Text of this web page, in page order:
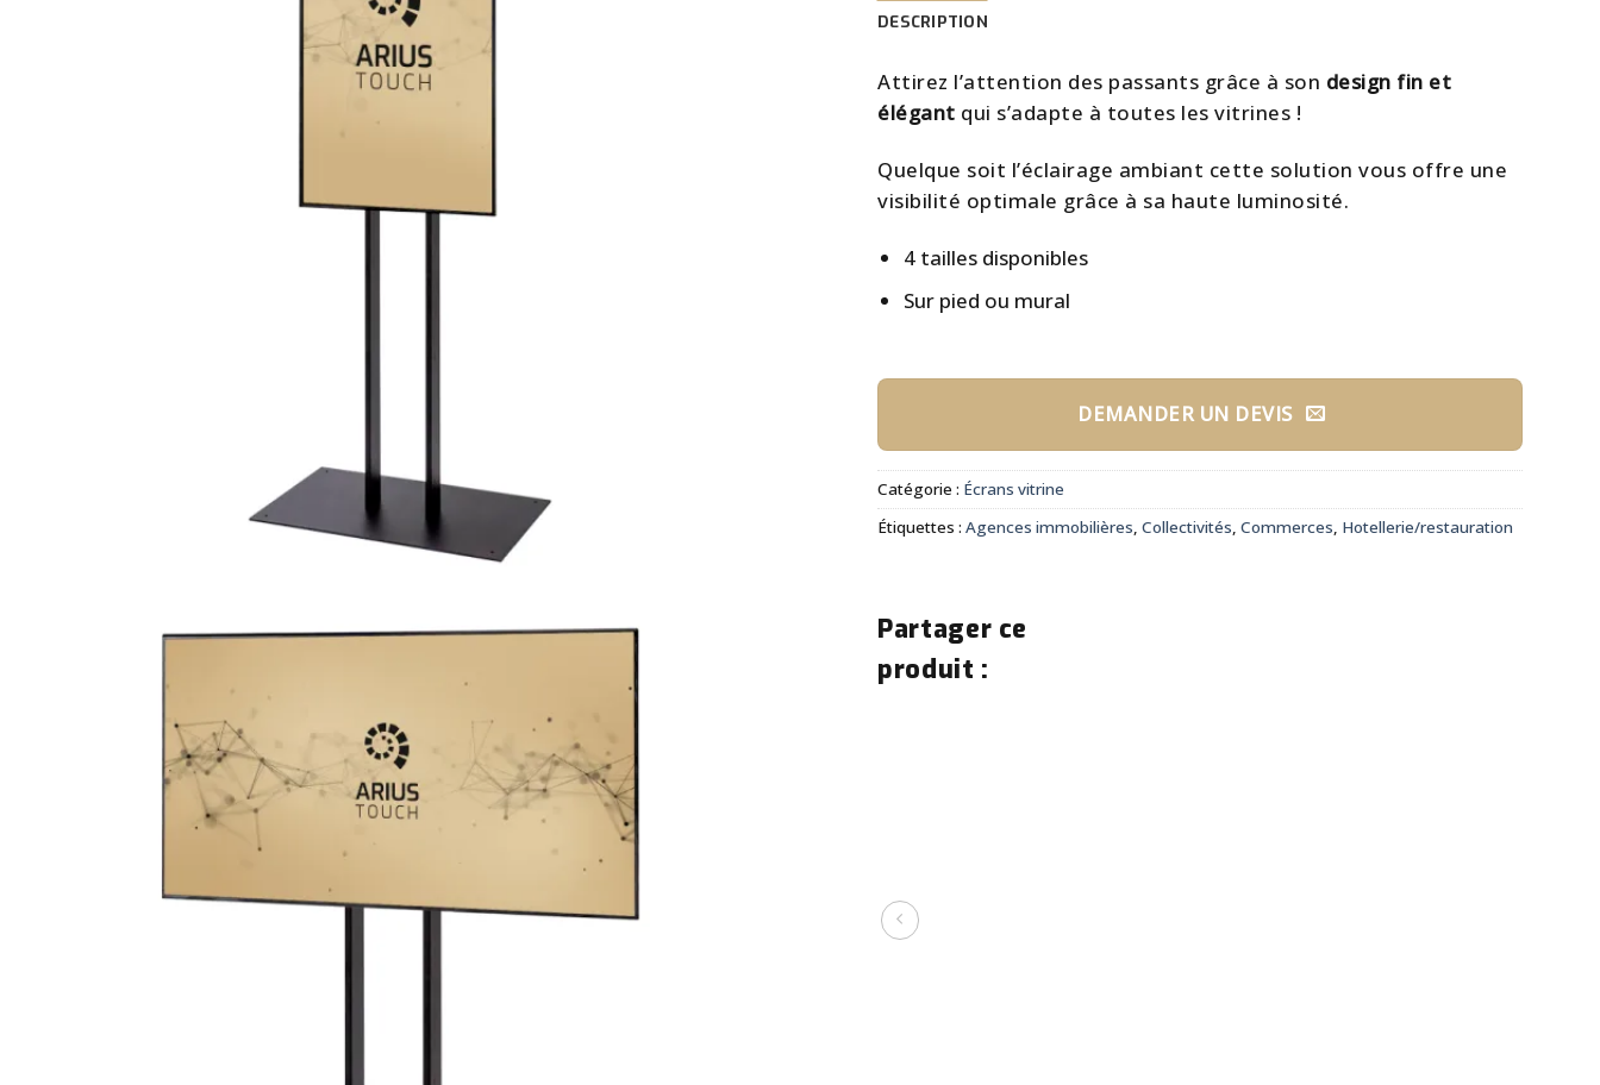
DESCRIPTION
Attirez l’attention des passants grâce à son design fin et
élégant qui s’adapte à toutes les vitrines !
Quelque soit l’éclairage ambiant cette solution vous offre une
visibilité optimale grâce à sa haute luminosité.
4 tailles disponibles
Sur pied ou mural
DEMANDER UN DEVIS
Catégorie : Écrans vitrine
Étiquettes : Agences immobilières, Collectivités, Commerces, Hotellerie/restauration
Partager ce
produit :